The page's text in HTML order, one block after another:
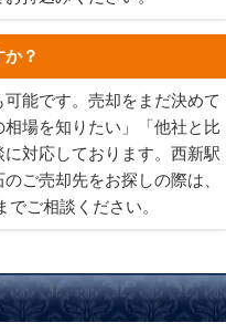
？
能です。売却をまだ決めて
場を知りたい」「他社と比
対応しております。西新駅
ご売却先をお探しの際は、
ご相談ください。